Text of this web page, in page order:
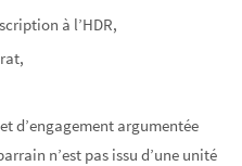
à l’HDR,
d’engagement argumentée
n’est pas issu d’une unité